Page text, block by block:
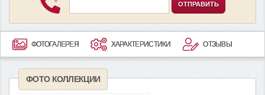
ОТПРАВИТЬ
ФОТОГАЛЕРЕЯ ХАРАКТЕРИСТИКИ ОТЗЫВЫ
ФОТО КОЛЛЕКЦИИ